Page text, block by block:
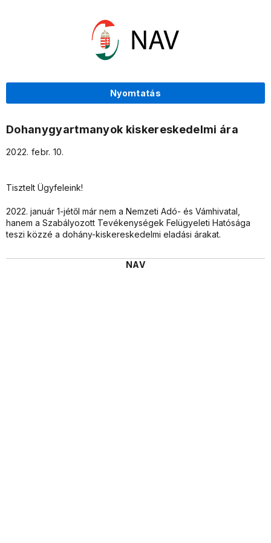
Nyomtatás
Dohanygyartmanyok kiskereskedelmi ára
2022. febr. 10.
Tisztelt Ügyfeleink!
2022. január 1-jétől már nem a Nemzeti Adó- és Vámhivatal,
hanem a Szabályozott Tevékenységek Felügyeleti Hatósága
teszi közzé a dohány-kiskereskedelmi eladási árakat.
NAV